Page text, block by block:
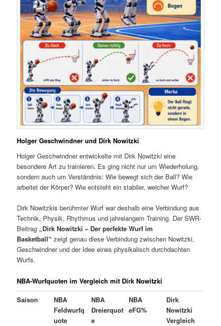
Holger Geschwindner und Dirk Nowitzki
Holger Geschwindner entwickelte mit Dirk Nowitzki eine
besondere Art zu trainieren. Es ging nicht nur um Wiederholung,
sondern auch um Verständnis: Wie bewegt sich der Ball? Wie
arbeitet der Körper? Wie entsteht ein stabiler, weicher Wurf?
Dirk Nowitzkis berühmter Wurf war deshalb eine Verbindung aus
Technik, Physik, Rhythmus und jahrelangem Training. Der SWR-
Beitrag „Dirk Nowitzki – Der perfekte Wurf im
Basketball“ zeigt genau diese Verbindung zwischen Nowitzki,
Geschwindner und der Idee eines physikalisch durchdachten
Wurfs.
NBA-Wurfquoten im Vergleich mit Dirk Nowitzki
Saison
NBA
Feldwurfq
uote
NBA
Dreierquot
e
NBA
eFG%
Dirk
Nowitzki
Vergleich